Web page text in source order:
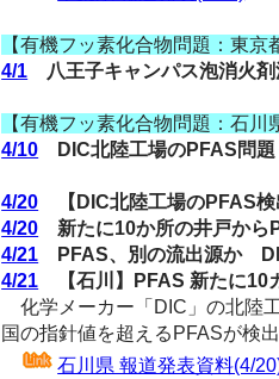
【有機フッ素化合物問題：東京
4/1 八王子キャンパス泡消火
【有機フッ素化合物問題：石川
4/10 DIC北陸工場のPFAS問題
4/20 【DIC北陸工場のPFAS検
4/20 新たに10か所の井戸から
4/21 PFAS、別の流出源か
4/21 【石川】PFAS 新たに10
化学メーカー「DIC」の北陸
国の指針値を超えるPFASが検
石川県 報道発表資料(4/